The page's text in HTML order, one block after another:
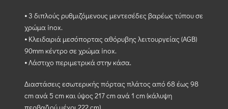
⦁ 3 διπλούς ρυθμιζόμενους μεντεσέδες βαρέως τύπου σε
χρώμα inox.
⦁ Κλειδαριά μεσόπορτας αθόρυβης λειτουργείας (AGB)
90mm κέντρο σε χρώμα inox.
⦁ Λάστιχο περιμετρικά στην κάσα.
Διαστάσεις εσωτερικής πόρτας πλάτος από 68 έως 98
cm ανά 5 cm και ύψος 217 cm ανά 1 cm (κάλυψη